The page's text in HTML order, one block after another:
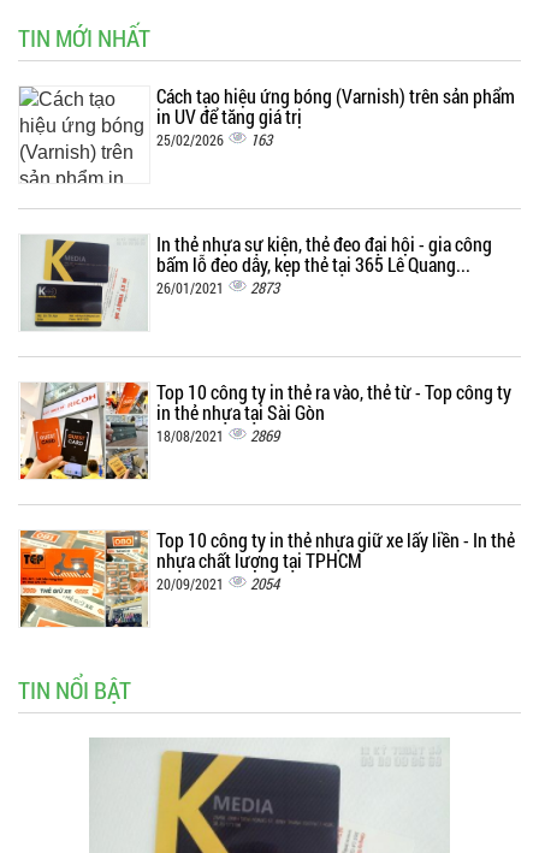
TIN MỚI NHẤT
Cách tạo hiệu ứng bóng (Varnish) trên sản phẩm
in UV để tăng giá trị
25/02/2026 163
In thẻ nhựa sự kiện, thẻ đeo đại hội - gia công
bấm lỗ đeo dây, kẹp thẻ tại 365 Lê Quang...
26/01/2021 2873
Top 10 công ty in thẻ ra vào, thẻ từ - Top công ty
in thẻ nhựa tại Sài Gòn
18/08/2021 2869
Top 10 công ty in thẻ nhựa giữ xe lấy liền - In thẻ
nhựa chất lượng tại TPHCM
20/09/2021 2054
TIN NỔI BẬT